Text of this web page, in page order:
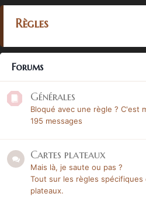
Règles
Forums
Générales
Bloqué avec une règle ? C'est
195 messages
Cartes plateaux
Mais là, je saute ou pas ?
Tout sur les règles spécifiques
plateaux.